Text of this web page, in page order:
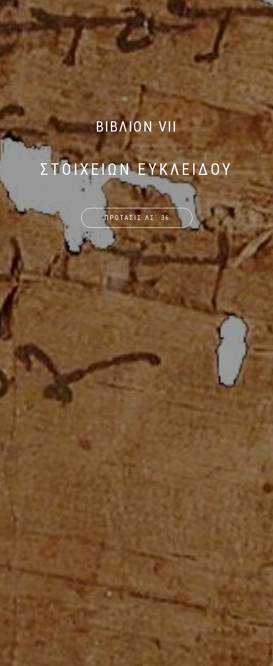
ΒΙΒΛΙΟΝ VII
ΣΤΟΙΧΕΙΩΝ ΕΥΚΛΕΙΔΟΥ
ΠΡΟΤΑΣΙΣ ΛΣ΄ 36